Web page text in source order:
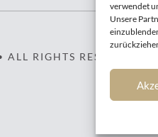
verwendet
Unsere
RIGHTS RESERVED